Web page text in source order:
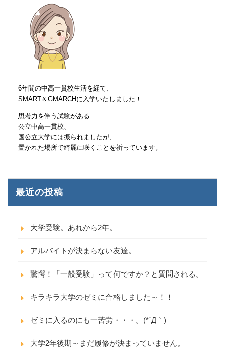
6年間の中高一貫校生活を経て、
SMART＆GMARCHに入学いたしました！
思考力を伴う試験がある
公立中高一貫校、
国公立大学には振られましたが、
置かれた場所で綺麗に咲くことを祈っています。
最近の投稿
大学受験。あれから2年。
アルバイトが決まらない友達。
驚愕！「一般受験」って何ですか？と質問される。
キラキラ大学のゼミに合格しました～！！
ゼミに入るのにも一苦労・・・。(*´Д｀)
大学2年後期～まだ履修が決まっていません。